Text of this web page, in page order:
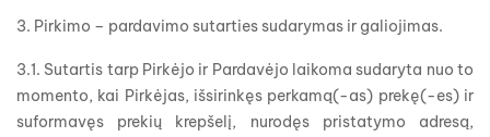
3. Pirkimo – pardavimo sutarties sudarymas ir galiojimas.
3.1. Sutartis tarp Pirkėjo ir Pardavėjo laikoma sudaryta nuo to
momento, kai Pirkėjas, išsirinkęs perkamą(-as) prekę(-es) ir
suformavęs prekių krepšelį, nurodęs pristatymo adresą,